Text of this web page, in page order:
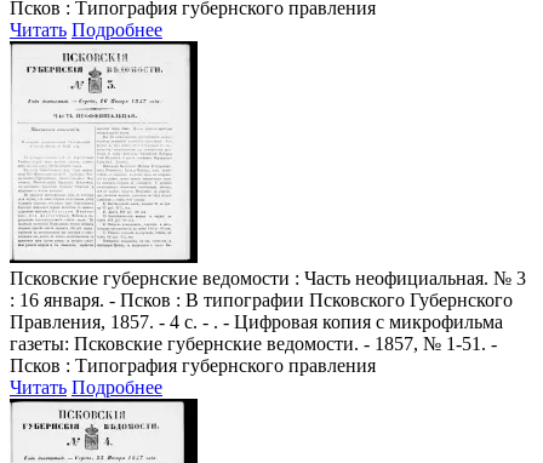
Псков : Типография губернского правления
Читать Подробнее
Псковские губернские ведомости : Часть неофициальная. № 3
: 16 января. - Псков : В типографии Псковского Губернского
Правления, 1857. - 4 с. - . - Цифровая копия с микрофильма
газеты: Псковские губернские ведомости. - 1857, № 1-51. -
Псков : Типография губернского правления
Читать Подробнее